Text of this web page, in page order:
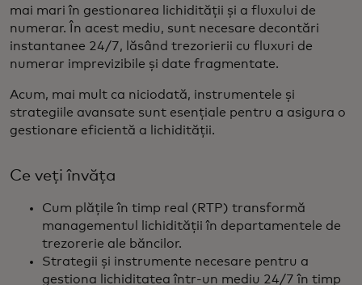
mai mari în gestionarea lichidității și a fluxului de
numerar. În acest mediu, sunt necesare decontări
instantanee 24/7, lăsând trezorierii cu fluxuri de
numerar imprevizibile și date fragmentate.
Acum, mai mult ca niciodată, instrumentele și
strategiile avansate sunt esențiale pentru a asigura o
gestionare eficientă a lichidității.
Ce veți învăța
Cum plățile în timp real (RTP) transformă
managementul lichidității în departamentele de
trezorerie ale băncilor.
Strategii și instrumente necesare pentru a
gestiona lichiditatea într-un mediu 24/7 în timp